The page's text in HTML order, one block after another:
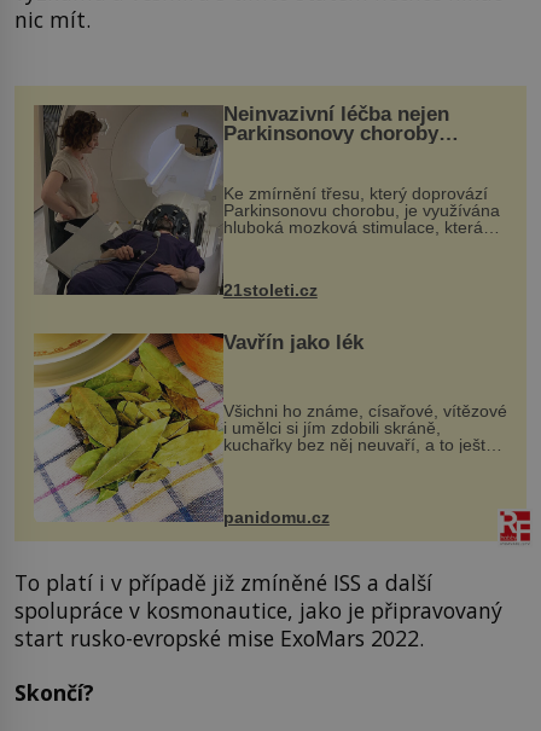
nic mít.
Neinvazivní léčba nejen
Parkinsonovy choroby
Ke zmírnění třesu, který doprovází
Parkinsonovu chorobu, je využívána
hluboká mozková stimulace, která
však vyžaduje vysoce invazivní
k dostatečně přesnému zacílení ...
21stoleti.cz
Vavřín jako lék
Všichni ho známe, císařové, vítězové
i umělci si jím zdobili skráně,
kuchařky bez něj neuvaří, a to ještě
nevíte, že bobkový list může výrazně
zmírnit některé naše neduhy.
Obsahuje v malém množství ně...
panidomu.cz
To platí i v případě již zmíněné ISS a další
spolupráce v kosmonautice, jako je připravovaný
start rusko-evropské mise ExoMars 2022.
Skončí?